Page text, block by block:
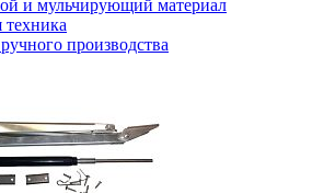
и мульчирующий материал
техника
производства